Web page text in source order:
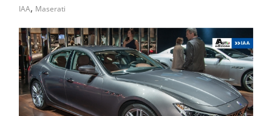
lifestyle
IAA, Maserati